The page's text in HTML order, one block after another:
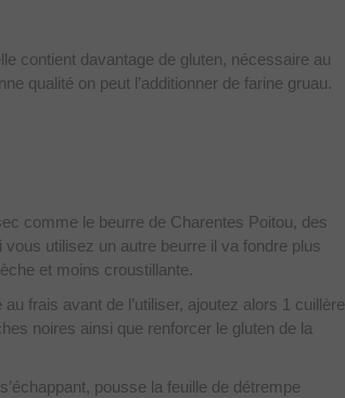
contient davantage de gluten, nécessaire au
qualité on peut l’additionner de farine gruau.
comme le beurre de Charentes Poitou, des
utilisez un autre beurre il va fondre plus
et moins croustillante.
frais avant de l’utiliser, ajoutez alors 1 cuillère
noires ainsi que renforcer le gluten de la
pousse la feuille de détrempe